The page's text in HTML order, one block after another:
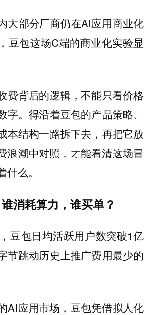
大部分厂商仍在AI应用商业化
豆包这场C端的商业化实验显
费背后的逻辑，不能只看价格
字。得沿着豆包的产品策略、
本结构一路拆下去，再把它放
浪潮中对照，才能看清这场冒
么。
消耗算力，谁买单？
豆包日均活跃用户数突破1亿
节跳动历史上推广费用最少的
AI应用市场，豆包凭借拟人化